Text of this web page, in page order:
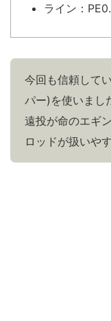
ライン：
今回も信頼して
パー)を使いまし
遠投が命のエギ
ロッドが扱いや